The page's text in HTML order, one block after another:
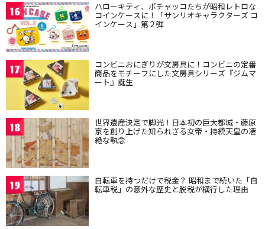
16 ハローキティ、ポチャッコたちが昭和レトロな
コインケースに！「サンリオキャラクターズ コ
インケース」第２弾
17 コンビニおにぎりが文房具に！コンビニの定番
商品をモチーフにした文房具シリーズ『ジムマ
ート』誕生
18 世界遺産決定で脚光！日本初の巨大都城・藤原
京を創り上げた知られざる女帝・持統天皇の凄
絶な執念
19 自転車を持つだけで税金？ 昭和まで続いた「自
転車税」の意外な歴史と脱税が横行した理由